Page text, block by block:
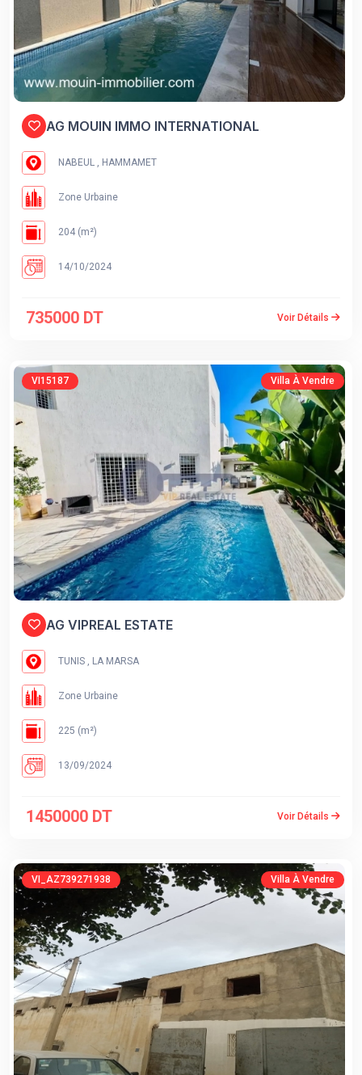
AG MOUIN IMMO INTERNATIONAL
NABEUL , HAMMAMET
Zone Urbaine
204 (m²)
14/10/2024
735000 DT Voir Détails
VI15187 Villa À Vendre
AG VIPREAL ESTATE
TUNIS , LA MARSA
Zone Urbaine
225 (m²)
13/09/2024
1450000 DT Voir Détails
VI_AZ739271938 Villa À Vendre